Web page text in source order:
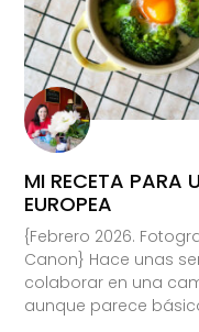
MI RECETA PARA
EUROPEA
{Febrero 2026.
Canon} Hace unas
colaborar en una
aunque parece